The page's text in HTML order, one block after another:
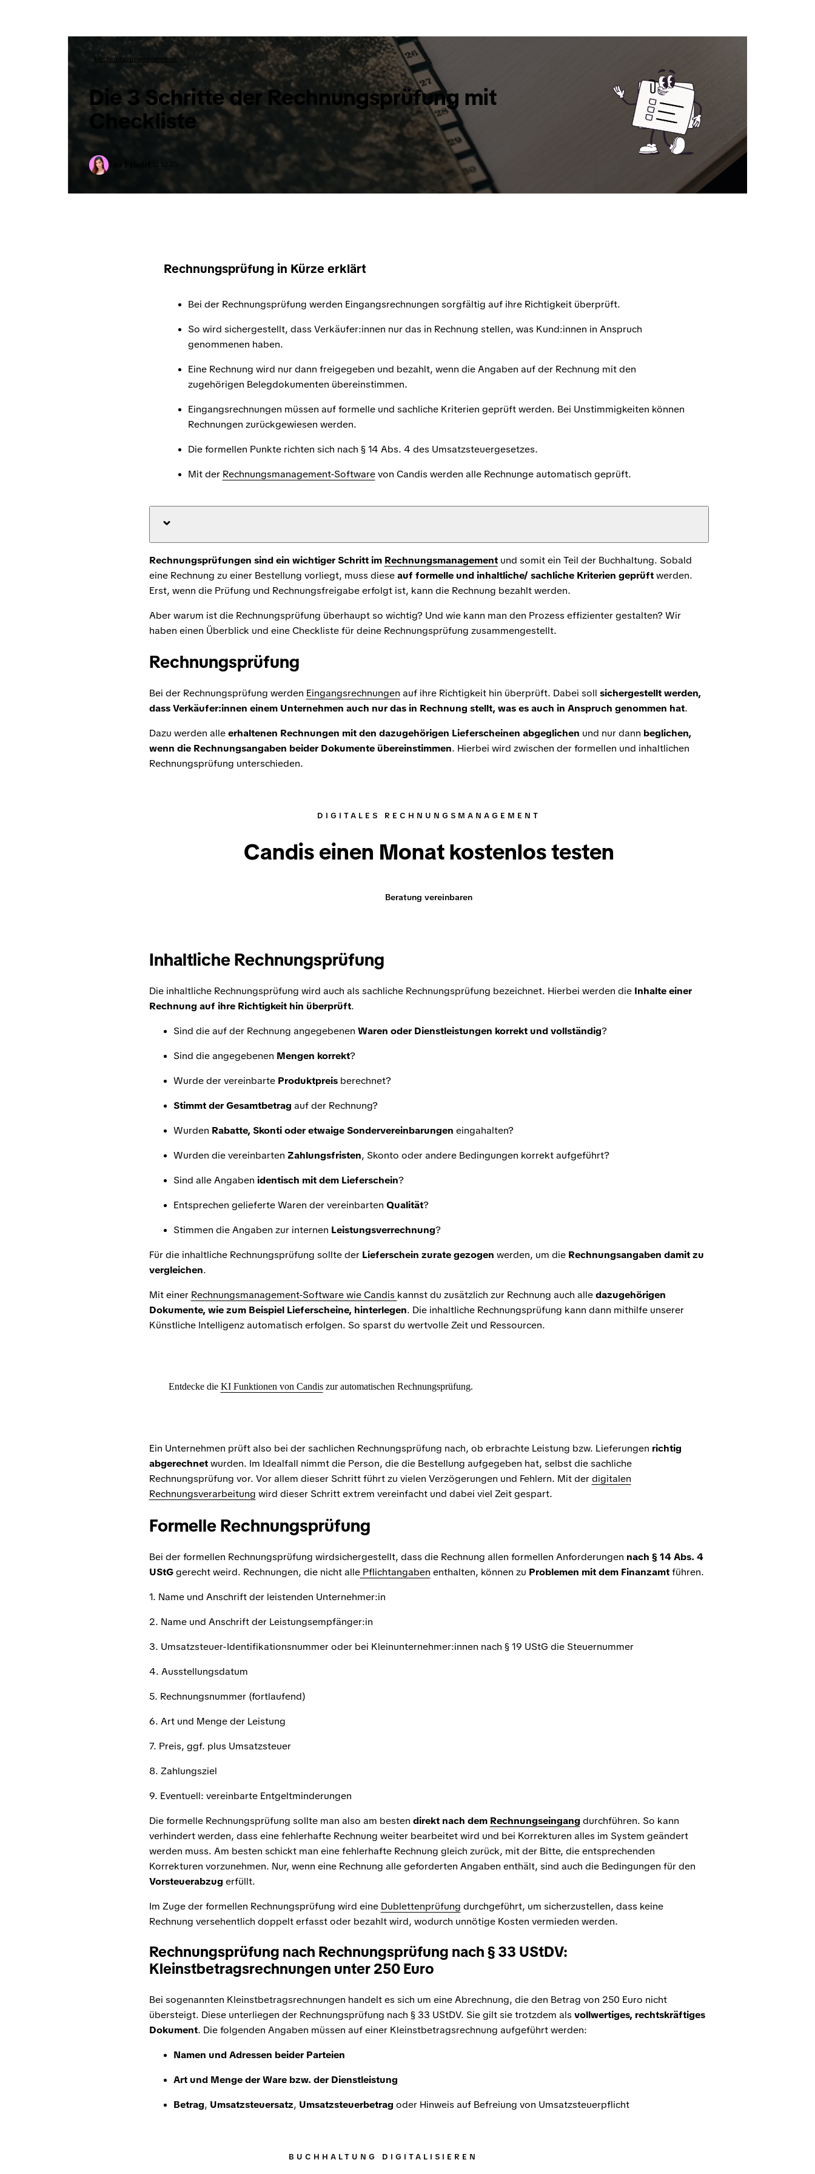
Rechnungsmanagement
Die 3 Schritte der Rechnungsprüfung mit
Checkliste
Rechnungsprüfung in Kürze erklärt
Bei der Rechnungsprüfung werden Eingangsrechnungen sorgfältig auf ihre Richtigkeit überprüft.
So wird sichergestellt, dass Verkäufer:innen nur das in Rechnung stellen, was Kund:innen in Anspruch
genommenen haben.
Eine Rechnung wird nur dann freigegeben und bezahlt, wenn die Angaben auf der Rechnung mit den
zugehörigen Belegdokumenten übereinstimmen.
Eingangsrechnungen müssen auf formelle und sachliche Kriterien geprüft werden. Bei Unstimmigkeiten können
Rechnungen zurückgewiesen werden.
Die formellen Punkte richten sich nach § 14 Abs. 4 des Umsatzsteuergesetzes.
Mit der Rechnungsmanagement-Softwarevon Candis werden alle Rechnunge automatisch geprüft.
Rechnungsprüfungen sind ein wichtiger Schritt im Rechnungsmanagementund somit ein Teil der Buchhaltung. Sobald
eine Rechnung zu einer Bestellung vorliegt, muss dieseauf formelle und inhaltliche/ sachliche Kriterien geprüftwerden.
Erst, wenn die Prüfung und Rechnungsfreigabe erfolgt ist, kann die Rechnung bezahlt werden.
Aber warum ist die Rechnungsprüfung überhaupt so wichtig? Und wie kann man den Prozess effizienter gestalten? Wir
haben einen Überblick und eine Checkliste für deine Rechnungsprüfung zusammengestellt.
Rechnungsprüfung
Bei der Rechnungsprüfung werden Eingangsrechnungen auf ihre Richtigkeit hin überprüft. Dabei soll sichergestellt werden,
dass Verkäufer:innen einem Unternehmen auch nur das in Rechnung stellt, was es auch in Anspruch genommen hat.
Dazu werden alleerhaltenen Rechnungen mit den dazugehörigen Lieferscheinen abgeglichen und nur dann beglichen,
wenn die Rechnungsangaben beider Dokumente übereinstimmen. Hierbei wird zwischen der formellen und inhaltlichen
Rechnungsprüfung unterschieden.
DIGITALES RECHNUNGSMANAGEMENT
Candis einen Monat kostenlos testen
Beratung vereinbaren
Inhaltliche Rechnungsprüfung
Die inhaltliche Rechnungsprüfung wird auch als sachliche Rechnungsprüfung bezeichnet. Hierbei werden die Inhalte einer
Rechnung auf ihre Richtigkeit hin überprüft.
Sind die auf der Rechnung angegebenen Waren oder Dienstleistungen korrekt und vollständig?
Sind die angegebenen Mengen korrekt?
Wurde der vereinbarte Produktpreisberechnet?
Stimmt der Gesamtbetrag auf der Rechnung?
Wurden Rabatte, Skonti oder etwaige Sondervereinbarungen eingahalten?
Wurden die vereinbarten Zahlungsfristen, Skonto oder andere Bedingungen korrekt aufgeführt?
Sind alle Angaben identisch mit dem Lieferschein?
Entsprechen gelieferte Waren der vereinbarten Qualität?
Stimmen die Angaben zur internen Leistungsverrechnung?
Für die inhaltliche Rechnungsprüfung sollte der Lieferschein zurate gezogen werden, um die Rechnungsangaben damit zu
vergleichen.
Mit einer Rechnungsmanagement-Software wie Candis kannst du zusätzlich zur Rechnung auch alledazugehörigen
Dokumente, wie zum Beispiel Lieferscheine, hinterlegen. Die inhaltliche Rechnungsprüfung kann dann mithilfe unserer
Künstliche Intelligenz automatisch erfolgen. So sparst du wertvolle Zeit und Ressourcen.
Entdecke die KI Funktionen von Candiszur automatischen Rechnungsprüfung.
Ein Unternehmen prüft also bei der sachlichen Rechnungsprüfung nach, ob erbrachte Leistung bzw. Lieferungen richtig
abgerechnetwurden. Im Idealfall nimmt die Person, die die Bestellung aufgegeben hat, selbst die sachliche
Rechnungsprüfung vor. Vor allem dieser Schritt führt zu vielen Verzögerungen und Fehlern. Mit derdigitalen
Rechnungsverarbeitung wird dieser Schritt extrem vereinfacht und dabei viel Zeit gespart.
Formelle Rechnungsprüfung
Bei der formellen Rechnungsprüfung wirdsichergestellt, dass die Rechnung allen formellen Anforderungen nach § 14 Abs. 4
UStGgerecht weird. Rechnungen, die nicht allePflichtangaben enthalten, können zu Problemen mit dem Finanzamtführen.
1. Name und Anschrift der leistenden Unternehmer:in
2. Name und Anschrift der Leistungsempfänger:in
3. Umsatzsteuer-Identifikationsnummer oder bei Kleinunternehmer:innen nach § 19 UStG die Steuernummer
4. Ausstellungsdatum
5. Rechnungsnummer (fortlaufend)
6. Art und Menge der Leistung
7. Preis, ggf. plus Umsatzsteuer
8. Zahlungsziel
9. Eventuell: vereinbarte Entgeltminderungen
Die formelle Rechnungsprüfung sollte man also am besten direkt nach dem Rechnungseingang durchführen. So kann
verhindert werden, dass eine fehlerhafte Rechnung weiter bearbeitet wird und bei Korrekturen alles im System geändert
werden muss. Am besten schickt man eine fehlerhafte Rechnung gleich zurück, mit der Bitte, die entsprechenden
Korrekturen vorzunehmen. Nur, wenn eine Rechnung alle geforderten Angaben enthält, sind auch die Bedingungen für den
Vorsteuerabzug erfüllt.
Im Zuge der formellen Rechnungsprüfung wird eine Dublettenprüfung durchgeführt, um sicherzustellen, dass keine
Rechnung versehentlich doppelt erfasst oder bezahlt wird, wodurch unnötige Kosten vermieden werden.
Rechnungsprüfung nach Rechnungsprüfung nach § 33 UStDV:
Kleinstbetragsrechnungen unter 250 Euro
Bei sogenannten Kleinstbetragsrechnungen handelt es sich um eine Abrechnung, die den Betrag von 250 Euro nicht
übersteigt. Diese unterliegen der Rechnungsprüfung nach § 33 UStDV. Sie gilt sie trotzdem als vollwertiges, rechtskräftiges
Dokument. Die folgenden Angaben müssen auf einer Kleinstbetragsrechnung aufgeführt werden:
Namen und Adressen beider Parteien
Art und Menge der Ware bzw. der Dienstleistung
Betrag, Umsatzsteuersatz, Umsatzsteuerbetrag oder Hinweis auf Befreiung von Umsatzsteuerpflicht
BUCHHALTUNG DIGITALISIEREN